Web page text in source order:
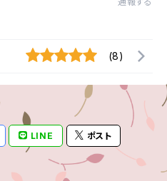
(8)
LINE ポスト